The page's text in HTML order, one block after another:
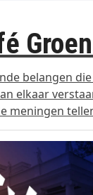
belangen
elkaar
meningen